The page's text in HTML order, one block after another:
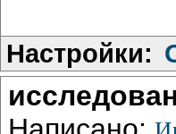
Настройки: